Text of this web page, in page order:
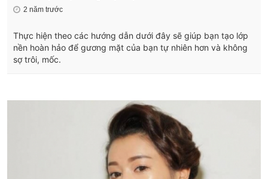
2 năm trước
Thực hiện theo các hướng dẫn dưới đây sẽ giúp bạn tạo lớp
nền hoàn hảo để gương mặt của bạn tự nhiên hơn và không
sợ trôi, mốc.